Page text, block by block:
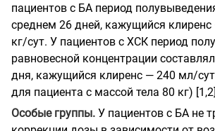
пациентов с БА период
среднем 26 дней, кажущийся
кг/сут. У пациентов с ХСК период
равновесной концентрации
дня, кажущийся клиренс — 240 мл/
для пациента с массой тела 80 кг)
Особые группы. У пациентов с БА не